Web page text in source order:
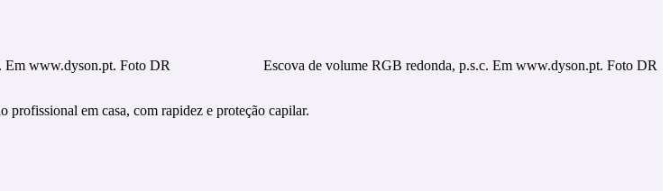
www.dyson.pt. Foto DR Escova de volume RGB redonda, p.s.c. Em www.dyson.pt. Foto DR
em casa, com rapidez e proteção capilar.